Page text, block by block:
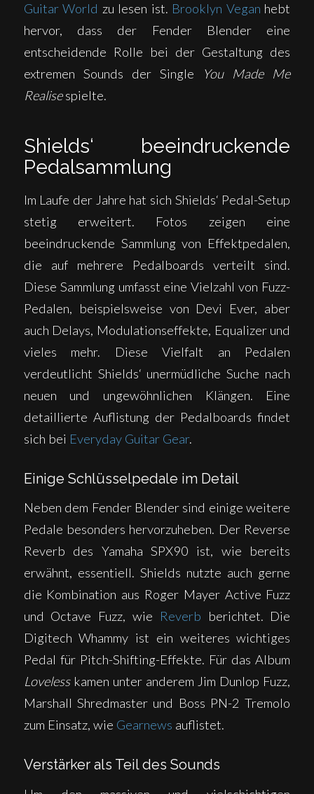
Guitar World zu lesen ist. Brooklyn Vegan hebt
hervor, dass der Fender Blender eine
entscheidende Rolle bei der Gestaltung des
extremen Sounds der Single
You Made Me
Realisespielte.
Shields‘ beeindruckende
Pedalsammlung
Im Laufe der Jahre hat sich Shields‘ Pedal-Setup
stetig erweitert. Fotos zeigen eine
beeindruckende Sammlung von Effektpedalen,
die auf mehrere Pedalboards verteilt sind.
Diese Sammlung umfasst eine Vielzahl von Fuzz-
Pedalen, beispielsweise von Devi Ever, aber
auch Delays, Modulationseffekte, Equalizer und
vieles mehr. Diese Vielfalt an Pedalen
verdeutlicht Shields‘ unermüdliche Suche nach
neuen und ungewöhnlichen Klängen. Eine
detaillierte Auflistung der Pedalboards findet
sich bei Everyday Guitar Gear.
Einige Schlüsselpedale im Detail
Neben dem Fender Blender sind einige weitere
Pedale besonders hervorzuheben. Der Reverse
Reverb des Yamaha SPX90 ist, wie bereits
erwähnt, essentiell. Shields nutzte auch gerne
die Kombination aus Roger Mayer Active Fuzz
und Octave Fuzz, wie Reverb berichtet. Die
Digitech Whammy ist ein weiteres wichtiges
Pedal für Pitch-Shifting-Effekte. Für das Album
Lovelesskamen unter anderem Jim Dunlop Fuzz,
Marshall Shredmaster und Boss PN-2 Tremolo
zum Einsatz, wie Gearnews auflistet.
Verstärker als Teil des Sounds